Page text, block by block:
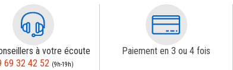
à votre écoute
69 32 42 52 (9h-19h)
Paiement en 3 ou 4 fois